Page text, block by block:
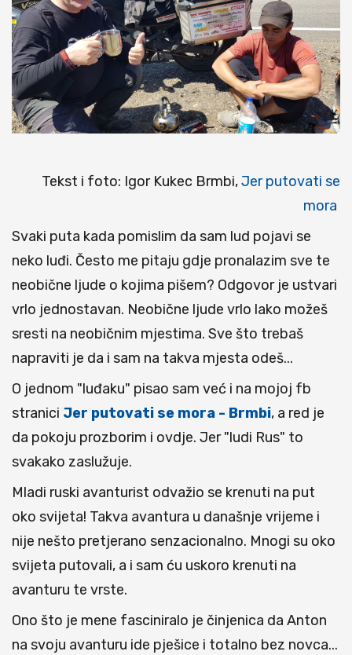
Tekst i foto: Igor Kukec Brmbi,Jer putovati se
mora
Svaki puta kada pomislim da sam lud pojavi se
neko luđi. Često me pitaju gdje pronalazim sve te
neobične ljude o kojima pišem? Odgovor je ustvari
vrlo jednostavan. Neobične ljude vrlo lako možeš
sresti na neobičnim mjestima. Sve što trebaš
napraviti je da i sam na takva mjesta odeš...
O jednom "luđaku" pisao sam već i na mojoj fb
stranici Jer putovati se mora - Brmbi, a red je
da pokoju prozborim i ovdje. Jer "ludi Rus" to
svakako zaslužuje.
Mladi ruski avanturist odvažio se krenuti na put
oko svijeta! Takva avantura u današnje vrijeme i
nije nešto pretjerano senzacionalno. Mnogi su oko
svijeta putovali, a i sam ću uskoro krenuti na
avanturu te vrste.
Ono što je mene fasciniralo je činjenica da Anton
na svoju avanturu ide pješice i totalno bez novca...